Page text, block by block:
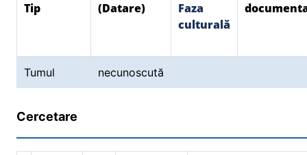
Tip
(Datare)
Faza
culturală
Tumul necunoscută
Cercetare